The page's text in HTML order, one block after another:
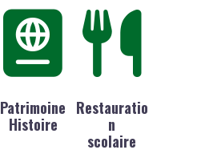
Patrimoine
Histoire
Restauratio
n
scolaire